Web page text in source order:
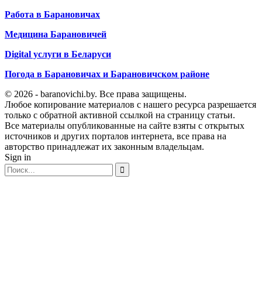
Работа в Барановичах
Медицина Барановичей
Digital услуги в Беларуси
Погода в Барановичах и Барановичском районе
© 2026 - baranovichi.by. Все права защищены.
Любое копирование материалов с нашего ресурса разрешается
только с обратной активной ссылкой на страницу статьи.
Все материалы опубликованные на сайте взяты с открытых
источников и других порталов интернета, все права на
авторство принадлежат их законным владельцам.
Sign in